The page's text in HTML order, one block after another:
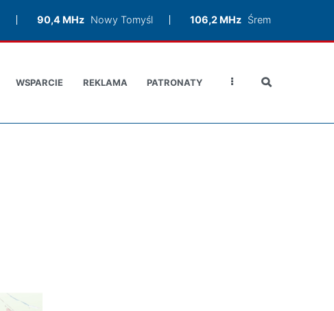
90,4 MHz Nowy Tomyśl 106,2 MHz Śrem
WSPARCIE REKLAMA PATRONATY